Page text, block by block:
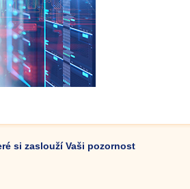
si zaslouží Vaši pozornost